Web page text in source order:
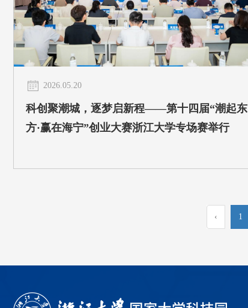
2026.05.20
科创聚潮城，逐梦启新程——第十四届“潮起东
方·赢在海宁”创业大赛浙江大学专场赛举行
‹ 1